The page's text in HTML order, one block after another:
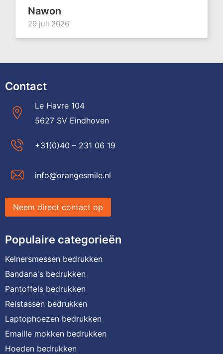
Nawon
29 juli 2026
Contact
Le Havre 104
5627 SV Eindhoven
+31(0)40 – 231 06 19
info@orangesmile.nl
Neem direct contact op
Populaire categorieën
Kelnersmessen bedrukken
Bandana's bedrukken
Pantoffels bedrukken
Reistassen bedrukken
Laptophoezen bedrukken
Emaille mokken bedrukken
Hoeden bedrukken